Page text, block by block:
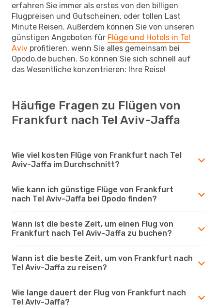
erfahren Sie immer als erstes von den billigen
Flugpreisen und Gutscheinen, oder tollen Last
Minute Reisen. Außerdem können Sie von unseren
günstigen Angeboten für Flüge und Hotels in Tel
Aviv profitieren, wenn Sie alles gemeinsam bei
Opodo.de buchen. So können Sie sich schnell auf
das Wesentliche konzentrieren: Ihre Reise!
Häufige Fragen zu Flügen von
Frankfurt nach Tel Aviv-Jaffa
Wie viel kosten Flüge von Frankfurt nach Tel
Aviv-Jaffa im Durchschnitt?
Wie kann ich günstige Flüge von Frankfurt
nach Tel Aviv-Jaffa bei Opodo finden?
Wann ist die beste Zeit, um einen Flug von
Frankfurt nach Tel Aviv-Jaffa zu buchen?
Wann ist die beste Zeit, um von Frankfurt nach
Tel Aviv-Jaffa zu reisen?
Wie lange dauert der Flug von Frankfurt nach
Tel Aviv-Jaffa?